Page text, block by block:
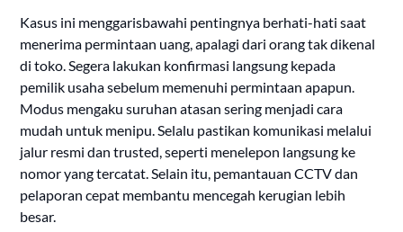
Kasus ini menggarisbawahi pentingnya berhati-hati saat
menerima permintaan uang, apalagi dari orang tak dikenal
di toko. Segera lakukan konfirmasi langsung kepada
pemilik usaha sebelum memenuhi permintaan apapun.
Modus mengaku suruhan atasan sering menjadi cara
mudah untuk menipu. Selalu pastikan komunikasi melalui
jalur resmi dan trusted, seperti menelepon langsung ke
nomor yang tercatat. Selain itu, pemantauan CCTV dan
pelaporan cepat membantu mencegah kerugian lebih
besar.